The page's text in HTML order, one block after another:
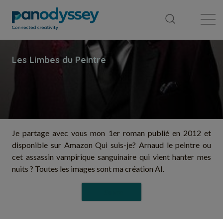
Je partage avec vous mon 1er roman publié en 2012 et
disponible sur Amazon Qui suis-je? Arnaud le peintre ou
cet assassin vampirique sanguinaire qui vient hanter mes
nuits ? Toutes les images sont ma création AI.